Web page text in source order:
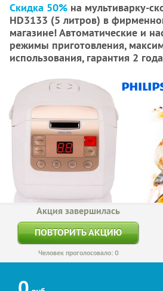
Скидка 50% на мультиварку-
HD3133 (5 литров) в
магазине! Автоматические и
режимы приготовления,
использования, гарантия 2
Акция завершилась
ПОВТОРИТЬ АКЦИЮ
Человек проголосовало: 0